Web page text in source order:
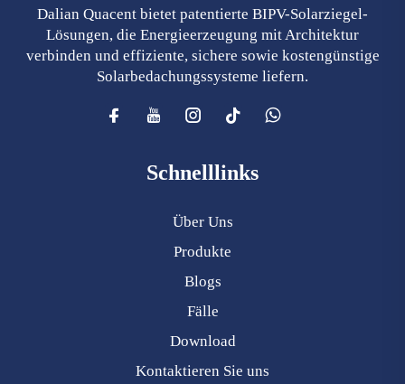
Dalian Quacent bietet patentierte BIPV-Solarziegel-
Lösungen, die Energieerzeugung mit Architektur
verbinden und effiziente, sichere sowie kostengünstige
Solarbedachungssysteme liefern.
Schnelllinks
Über Uns
Produkte
Blogs
Fälle
Download
Kontaktieren Sie uns